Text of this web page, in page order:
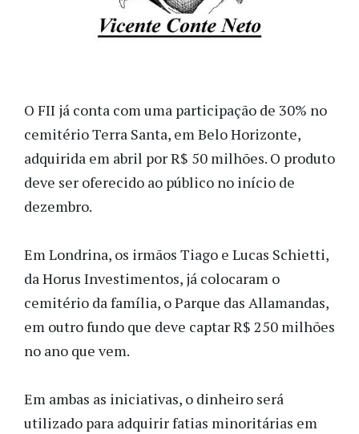
O FII já conta com uma participação de 30% no
cemitério Terra Santa, em Belo Horizonte,
adquirida em abril por R$ 50 milhões. O produto
deve ser oferecido ao público no início de
dezembro.
Em Londrina, os irmãos Tiago e Lucas Schietti,
da Horus Investimentos, já colocaram o
cemitério da família, o Parque das Allamandas,
em outro fundo que deve captar R$ 250 milhões
no ano que vem.
Em ambas as iniciativas, o dinheiro será
utilizado para adquirir fatias minoritárias em